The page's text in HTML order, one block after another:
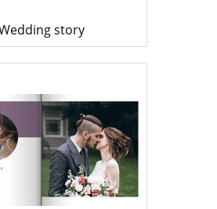
story